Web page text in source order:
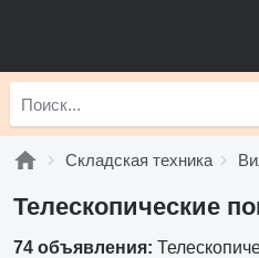
Складская техника
Телескопические
74 объявления: